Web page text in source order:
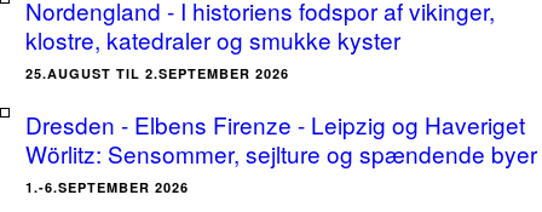
Nordengland - I historiens fodspor af vikinger,
klostre, katedraler og smukke kyster
25.AUGUST TIL 2.SEPTEMBER 2026
Dresden - Elbens Firenze - Leipzig og Haveriget
Wörlitz: Sensommer, sejlture og spændende byer
1.-6.SEPTEMBER 2026